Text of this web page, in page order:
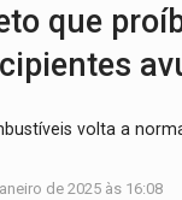
que
volta a
de 2025 às 16:08